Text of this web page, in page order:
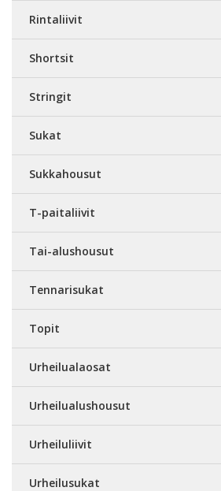
Rintaliivit
Shortsit
Stringit
Sukat
Sukkahousut
T-paitaliivit
Tai-alushousut
Tennarisukat
Topit
Urheilualaosat
Urheilualushousut
Urheiluliivit
Urheilusukat